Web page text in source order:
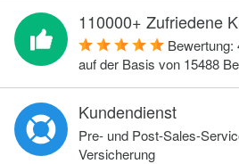
110000+ Zufriedene
Bewertung:
auf der Basis von 15488
Kundendienst
Pre- und Post-Sales-
Versicherung